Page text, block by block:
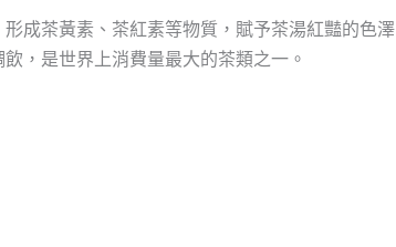
成茶黃素、茶紅素等物質，賦予茶湯紅豔的色澤
，是世界上消費量最大的茶類之一。